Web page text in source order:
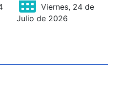
Viernes, 24 de
Julio de 2026